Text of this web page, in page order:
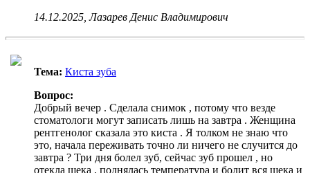
14.12.2025, Лазарев Денис Владимирович
Тема: Киста зуба
Вопрос:
Добрый вечер . Сделала снимок , потому что везде
стоматологи могут записать лишь на завтра . Женщина
рентгенолог сказала это киста . Я толком не знаю что
это, начала переживать точно ли ничего не случится до
завтра ? Три дня болел зуб, сейчас зуб прошел , но
отекла щека , поднялась температура и болит вся щека и